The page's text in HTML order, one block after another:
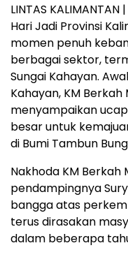
LINTAS
Hari Jadi Provinsi
momen penuh
berbagai sektor,
Sungai Kahayan.
Kahayan, KM
menyampaikan
besar untuk
di Bumi Tambun
Nakhoda KM Berkah
pendampingnya
bangga atas
terus dirasakan
dalam beberapa